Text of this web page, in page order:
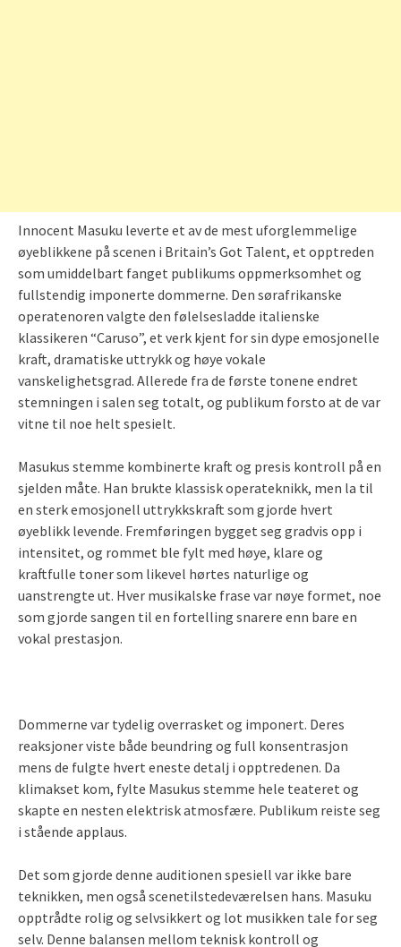
Innocent Masuku leverte et av de mest uforglemmelige
øyeblikkene på scenen i Britain’s Got Talent, et opptreden
som umiddelbart fanget publikums oppmerksomhet og
fullstendig imponerte dommerne. Den sørafrikanske
operatenoren valgte den følelsesladde italienske
klassikeren “Caruso”, et verk kjent for sin dype emosjonelle
kraft, dramatiske uttrykk og høye vokale
vanskelighetsgrad. Allerede fra de første tonene endret
stemningen i salen seg totalt, og publikum forsto at de var
vitne til noe helt spesielt.
Masukus stemme kombinerte kraft og presis kontroll på en
sjelden måte. Han brukte klassisk operateknikk, men la til
en sterk emosjonell uttrykkskraft som gjorde hvert
øyeblikk levende. Fremføringen bygget seg gradvis opp i
intensitet, og rommet ble fylt med høye, klare og
kraftfulle toner som likevel hørtes naturlige og
uanstrengte ut. Hver musikalske frase var nøye formet, noe
som gjorde sangen til en fortelling snarere enn bare en
vokal prestasjon.
Dommerne var tydelig overrasket og imponert. Deres
reaksjoner viste både beundring og full konsentrasjon
mens de fulgte hvert eneste detalj i opptredenen. Da
klimakset kom, fylte Masukus stemme hele teateret og
skapte en nesten elektrisk atmosfære. Publikum reiste seg
i stående applaus.
Det som gjorde denne auditionen spesiell var ikke bare
teknikken, men også scenetilstedeværelsen hans. Masuku
opptrådte rolig og selvsikkert og lot musikken tale for seg
selv. Denne balansen mellom teknisk kontroll og